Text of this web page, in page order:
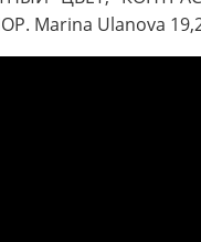
Marina Ulanova